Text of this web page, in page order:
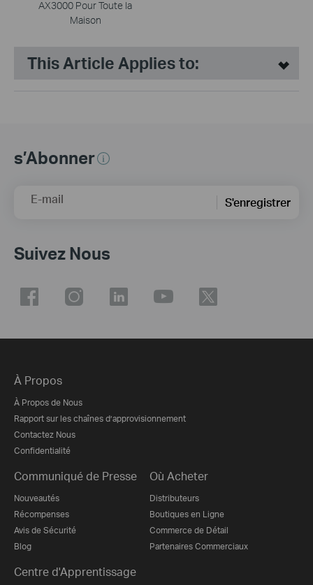
AX3000 Pour Toute la
Maison
This Article Applies to:
s’Abonner
E-mail S'enregistrer
Suivez Nous
À Propos
À Propos de Nous
Rapport sur les chaînes d’approvisionnement
Contactez Nous
Confidentialité
Communiqué de Presse
Nouveautés
Récompenses
Avis de Sécurité
Blog
Où Acheter
Distributeurs
Boutiques en Ligne
Commerce de Détail
Partenaires Commerciaux
Centre d'Apprentissage